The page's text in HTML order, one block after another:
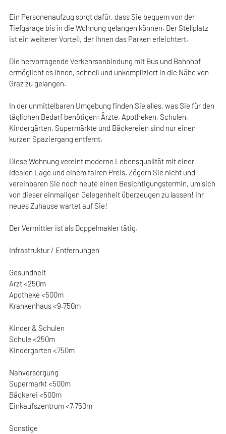
Ein Personenaufzug sorgt dafür, dass Sie bequem von der
Tiefgarage bis in die Wohnung gelangen können. Der Stellplatz
ist ein weiterer Vorteil, der Ihnen das Parken erleichtert.
Die hervorragende Verkehrsanbindung mit Bus und Bahnhof
ermöglicht es Ihnen, schnell und unkompliziert in die Nähe von
Graz zu gelangen.
In der unmittelbaren Umgebung finden Sie alles, was Sie für den
täglichen Bedarf benötigen: Ärzte, Apotheken, Schulen,
Kindergärten, Supermärkte und Bäckereien sind nur einen
kurzen Spaziergang entfernt.
Diese Wohnung vereint moderne Lebensqualität mit einer
idealen Lage und einem fairen Preis. Zögern Sie nicht und
vereinbaren Sie noch heute einen Besichtigungstermin, um sich
von dieser einmaligen Gelegenheit überzeugen zu lassen! Ihr
neues Zuhause wartet auf Sie!
Der Vermittler ist als Doppelmakler tätig.
Infrastruktur / Entfernungen
Gesundheit
Arzt <250m
Apotheke <500m
Krankenhaus <9.750m
Kinder & Schulen
Schule <250m
Kindergarten <750m
Nahversorgung
Supermarkt <500m
Bäckerei <500m
Einkaufszentrum <7.750m
Sonstige